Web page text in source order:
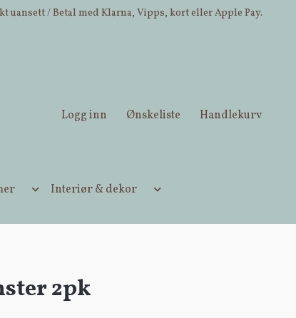
uansett / Betal med Klarna, Vipps, kort eller Apple Pay.
Logg inn Ønskeliste Handlekurv
Interiør & dekor
2pk